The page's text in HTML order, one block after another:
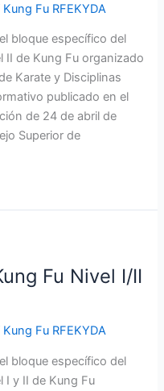
Kung Fu RFEKYDA
bloque específico del
II de Kung Fu organizado
Karate y Disciplinas
publicado en el
de 24 de abril de
Superior de
Fu Nivel I/II
Kung Fu RFEKYDA
bloque específico del
I y II de Kung Fu